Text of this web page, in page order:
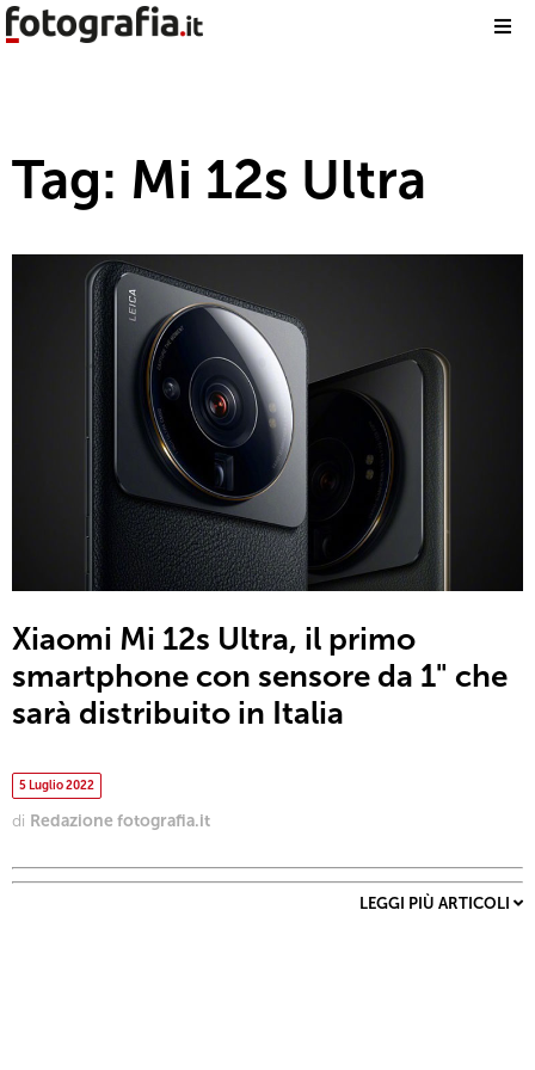
Tag: Mi 12s Ultra
Xiaomi Mi 12s Ultra, il primo
smartphone con sensore da 1" che
sarà distribuito in Italia
5 Luglio 2022
di Redazione fotografia.it
LEGGI PIÙ ARTICOLI